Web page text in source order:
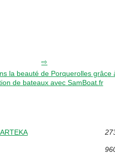
la beauté de Porquerolles grâce
de bateaux avec SamBoat.fr